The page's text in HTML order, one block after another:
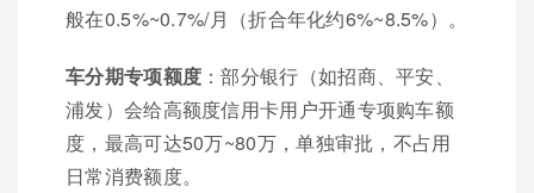
般在0.5%~0.7%/月（折合年化约6%~8.5%）。
车分期专项额度 ：部分银行（如招商、平安、
浦发）会给高额度信用卡用户开通专项购车额
度，最高可达50万~80万，单独审批，不占用
日常消费额度。